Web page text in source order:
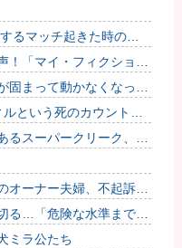
るマッチ起きた時の対
！「マイ・フィクショ
まって動かなくなった
という死のカウントダ
るスーパークリーク、い
オーナー夫婦、不起訴ｗ
る…「危険な水準まで減
ミラ公たち